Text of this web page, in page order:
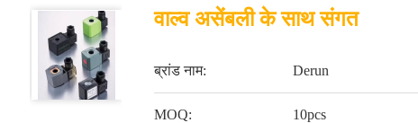
वाल्व असेंबली के साथ संगत
ब्रांड नाम: Derun
MOQ: 10pcs